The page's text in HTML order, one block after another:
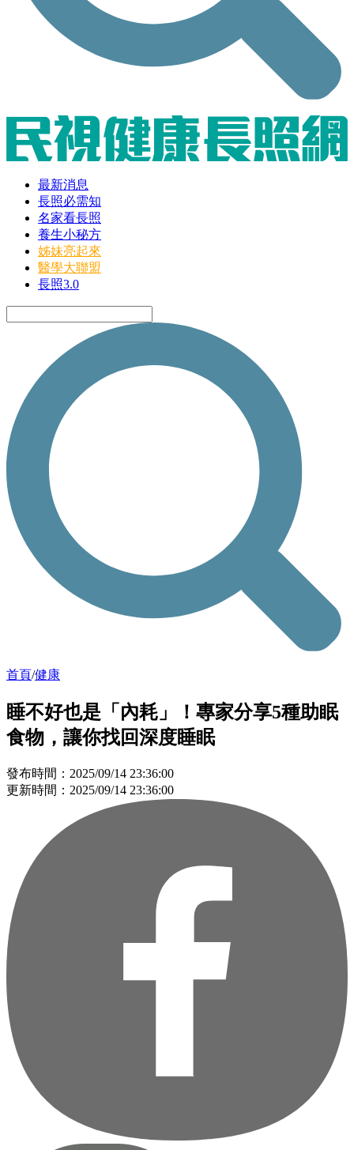
最新消息
長照必需知
名家看長照
養生小秘方
姊妹亮起來
醫學大聯盟
長照3.0
首頁/健康
睡不好也是「內耗」！專家分享5種助眠
食物，讓你找回深度睡眠
發布時間：2025/09/14 23:36:00
更新時間：2025/09/14 23:36:00